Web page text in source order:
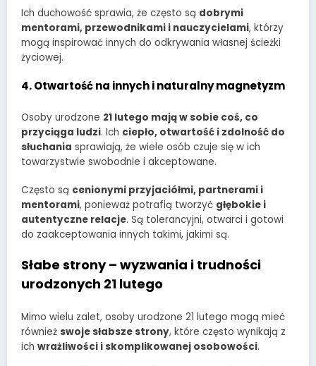
Ich duchowość sprawia, że często są dobrymi
mentorami, przewodnikami i nauczycielami, którzy
mogą inspirować innych do odkrywania własnej ścieżki
życiowej.
4. Otwartość na innych i naturalny magnetyzm
Osoby urodzone 21 lutego mają w sobie coś, co
przyciąga ludzi. Ich ciepło, otwartość i zdolność do
słuchania sprawiają, że wiele osób czuje się w ich
towarzystwie swobodnie i akceptowane.
Często są cenionymi przyjaciółmi, partnerami i
mentorami, ponieważ potrafią tworzyć głębokie i
autentyczne relacje. Są tolerancyjni, otwarci i gotowi
do zaakceptowania innych takimi, jakimi są.
Słabe strony – wyzwania i trudności
urodzonych 21 lutego
Mimo wielu zalet, osoby urodzone 21 lutego mogą mieć
również swoje słabsze strony, które często wynikają z
ich wrażliwości i skomplikowanej osobowości.